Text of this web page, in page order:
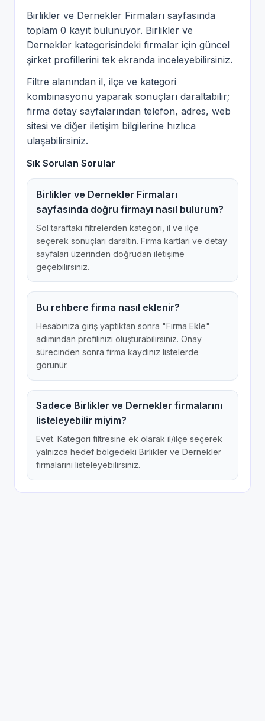
Birlikler ve Dernekler Firmaları sayfasında
toplam 0 kayıt bulunuyor. Birlikler ve
Dernekler kategorisindeki firmalar için güncel
şirket profillerini tek ekranda inceleyebilirsiniz.
Filtre alanından il, ilçe ve kategori
kombinasyonu yaparak sonuçları daraltabilir;
firma detay sayfalarından telefon, adres, web
sitesi ve diğer iletişim bilgilerine hızlıca
ulaşabilirsiniz.
Sık Sorulan Sorular
Birlikler ve Dernekler Firmaları
sayfasında doğru firmayı nasıl bulurum?
Sol taraftaki filtrelerden kategori, il ve ilçe
seçerek sonuçları daraltın. Firma kartları ve detay
sayfaları üzerinden doğrudan iletişime
geçebilirsiniz.
Bu rehbere firma nasıl eklenir?
Hesabınıza giriş yaptıktan sonra "Firma Ekle"
adımından profilinizi oluşturabilirsiniz. Onay
sürecinden sonra firma kaydınız listelerde
görünür.
Sadece Birlikler ve Dernekler firmalarını
listeleyebilir miyim?
Evet. Kategori filtresine ek olarak il/ilçe seçerek
yalnızca hedef bölgedeki Birlikler ve Dernekler
firmalarını listeleyebilirsiniz.